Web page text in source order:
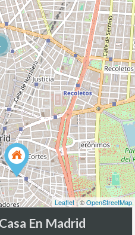
Leaflet| ©OpenStreetMap
En Madrid